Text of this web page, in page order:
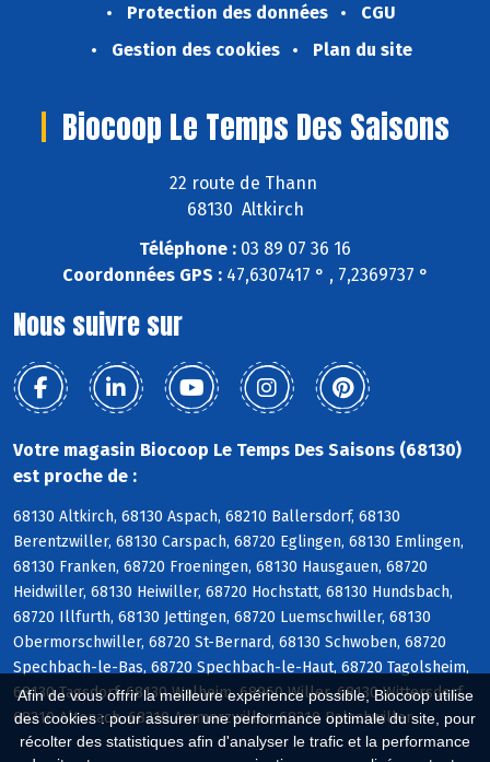
Afin de vous offrir la meilleure expérience possible, Biocoop utilise
des cookies : pour assurer une performance optimale du site, pour
récolter des statistiques afin d'analyser le trafic et la performance
Protection des données
CGU
Gestion des cookies
Plan du site
Biocoop Le Temps Des Saisons
22 route de Thann
68130 Altkirch
Téléphone : 03 89 07 36 16
Coordonnées GPS :47,6307417 ° , 7,2369737 °
Nous suivre sur
Votre magasin Biocoop Le Temps Des Saisons (68130)
est proche de :
68130 Altkirch, 68130 Aspach, 68210 Ballersdorf, 68130
Berentzwiller, 68130 Carspach, 68720 Eglingen, 68130 Emlingen,
68130 Franken, 68720 Froeningen, 68130 Hausgauen, 68720
Heidwiller, 68130 Heiwiller, 68720 Hochstatt, 68130 Hundsbach,
68720 Illfurth, 68130 Jettingen, 68720 Luemschwiller, 68130
Obermorschwiller, 68720 St-Bernard, 68130 Schwoben, 68720
Spechbach-le-Bas, 68720 Spechbach-le-Haut, 68720 Tagolsheim,
68130 Tagsdorf, 68130 Walheim, 68960 Willer, 68130 Wittersdorf,
68210 Altenach, 68210 Ammerzwiller, 68210 Balschwiller